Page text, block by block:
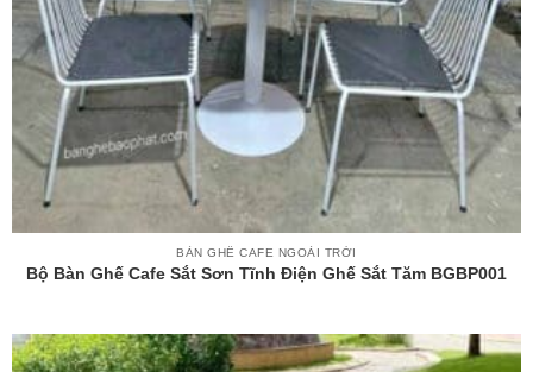
BÀN GHẾ CAFE NGOÀI TRỜI
Bộ Bàn Ghế Cafe Sắt Sơn Tĩnh Điện Ghế Sắt Tăm BGBP001